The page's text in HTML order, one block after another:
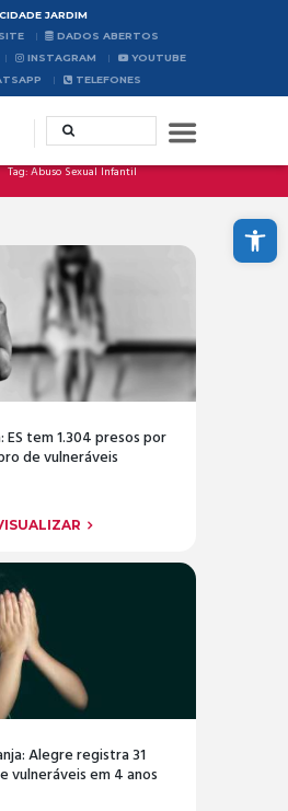
Abrir a barra de ferramentas
CIDADE JARDIM
DADOS ABERTOS
INSTAGRAM
YOUTUBE
TELEFONES
Tag: Abuso Sexual Infantil
ES tem 1.304 presos por
de vulneráveis
Alegre registra 31
vulneráveis em 4 anos